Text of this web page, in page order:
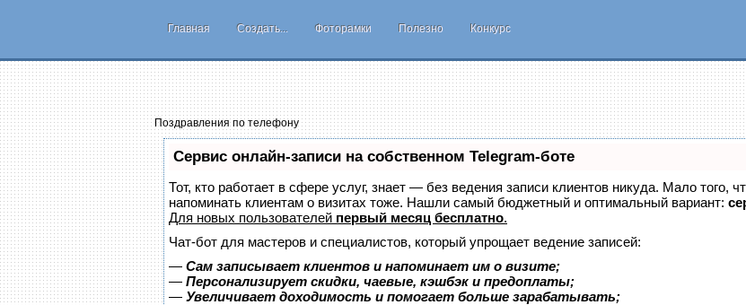
Главная Создать... Фоторамки Полезно Конкурс
Поздравления по телефону
Сервис онлайн-записи на собственном Telegram-боте
Тот, кто работает в сфере услуг, знает — без ведения записи клиентов никуда. Мало того,
напоминать клиентам о визитах тоже. Нашли самый бюджетный и оптимальный вариант:
Для новых пользователей первый месяц бесплатно.
Чат-бот для мастеров и специалистов, который упрощает ведение записей:
— Сам записывает клиентов и напоминает им о визите;
— Персонализирует скидки, чаевые, кэшбэк и предоплаты;
— Увеличивает доходимость и помогает больше зарабатывать;